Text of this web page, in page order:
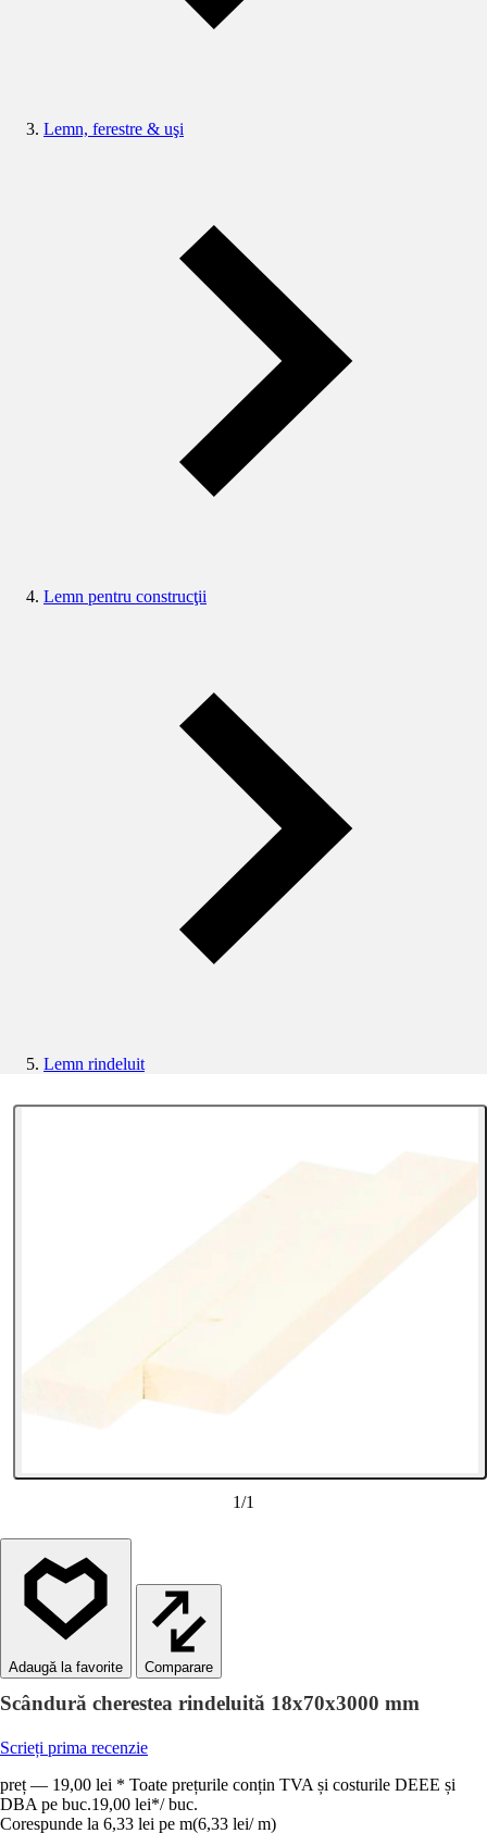
Lemn, ferestre & uşi
Lemn pentru construcţii
Lemn rindeluit
1/1
Comparare
Scândură cherestea rindeluită 18x70x3000 mm
Scrieți prima recenzie
preț — 19,00 lei * Toate prețurile conțin TVA și costurile DEEE și
DBA pe buc.19,00 lei*/ buc.
Corespunde la 6,33 lei pe m(6,33 lei/ m)